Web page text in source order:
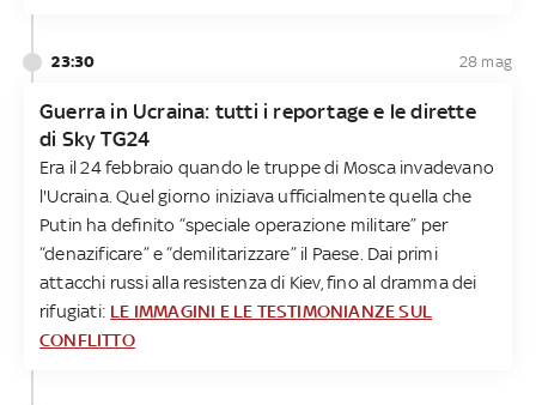
23:30 28 mag
Guerra in Ucraina: tutti i reportage e le dirette
di Sky TG24
Era il 24 febbraio quando le truppe di Mosca invadevano
l'Ucraina. Quel giorno iniziava ufficialmente quella che
Putin ha definito “speciale operazione militare” per
“denazificare” e “demilitarizzare” il Paese. Dai primi
attacchi russi alla resistenza di Kiev, fino al dramma dei
rifugiati: LE IMMAGINI E LE TESTIMONIANZE SUL
CONFLITTO